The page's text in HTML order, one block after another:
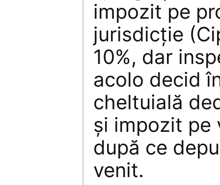
impozit pe
jurisdicţie
10%, dar
acolo decid
cheltuială
şi impozit pe
după ce
venit.